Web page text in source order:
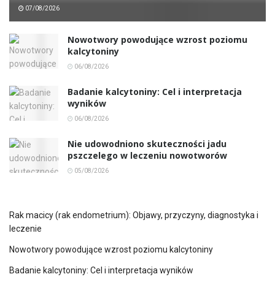
07/08/2026
Nowotwory powodujące wzrost poziomu
kalcytoniny
06/08/2026
Badanie kalcytoniny: Cel i interpretacja
wyników
06/08/2026
Nie udowodniono skuteczności jadu
pszczelego w leczeniu nowotworów
05/08/2026
Rak macicy (rak endometrium): Objawy, przyczyny, diagnostyka i
leczenie
Nowotwory powodujące wzrost poziomu kalcytoniny
Badanie kalcytoniny: Cel i interpretacja wyników